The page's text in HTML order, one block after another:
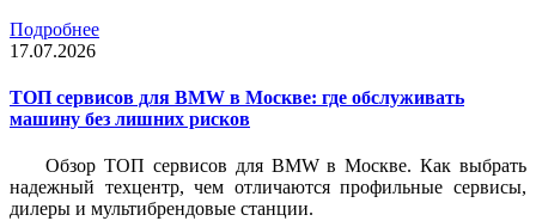
Подробнее
17.07.2026
ТОП сервисов для BMW в Москве: где обслуживать
машину без лишних рисков
Обзор ТОП сервисов для BMW в Москве. Как выбрать
надежный техцентр, чем отличаются профильные сервисы,
дилеры и мультибрендовые станции.